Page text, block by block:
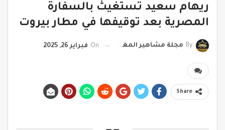
ريهام سعيد تستغيث بالسفارة
المصرية بعد توقيفها في مطار بيروت
By مجلة مشاهير المغرب On فبراير 26, 2025
Share